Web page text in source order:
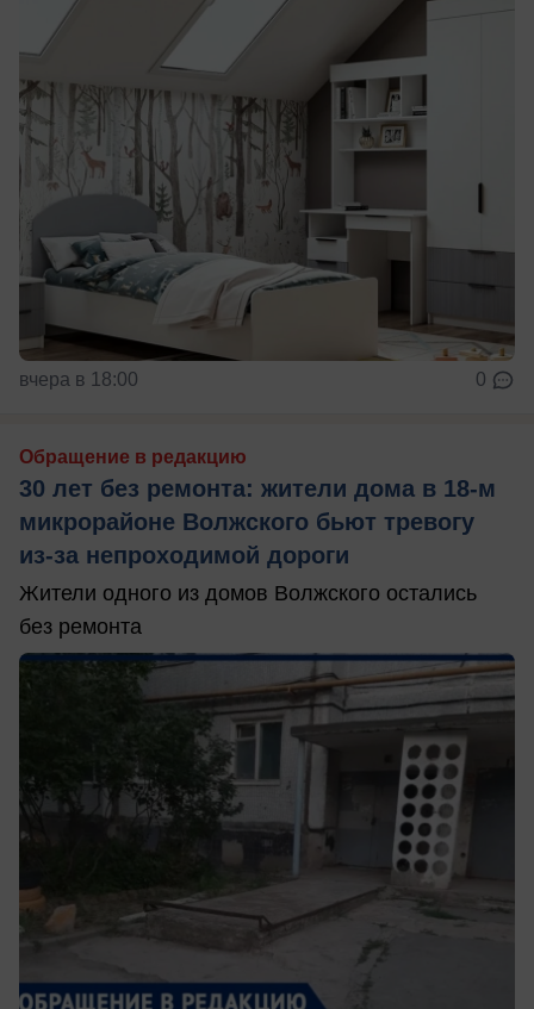
вчера в 18:00 0
Обращение в редакцию
30 лет без ремонта: жители дома в 18‑м
микрорайоне Волжского бьют тревогу
из‑за непроходимой дороги
Жители одного из домов Волжского остались
без ремонта